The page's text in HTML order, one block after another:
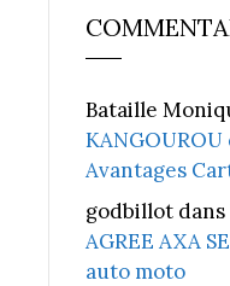
Bataille
Avantages
godbillot dans
AGREE AXA
auto moto